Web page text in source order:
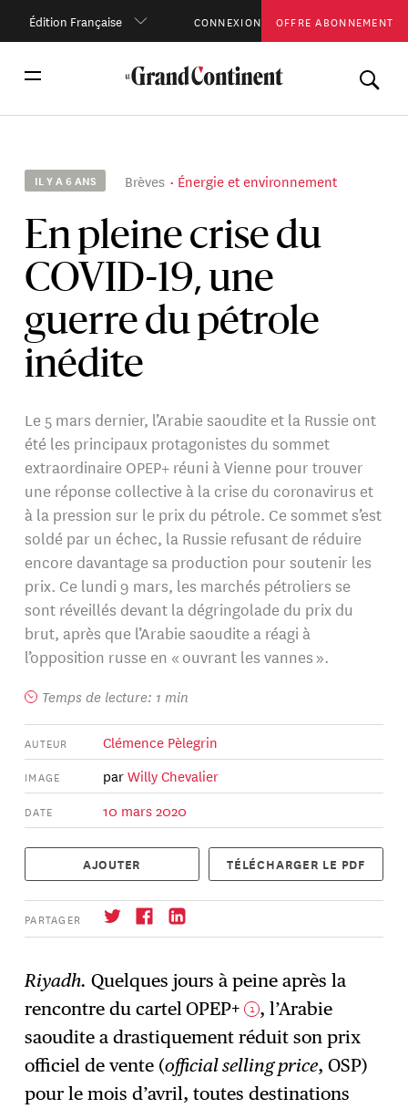
Édition Française CONNEXION OFFRE ABONNEMENT
IL Y A 6 ANS Brèves Énergie et environnement
En pleine crise du
COVID-19, une
guerre du pétrole
inédite
Le 5 mars dernier, l’Arabie saoudite et la Russie ont
été les principaux protagonistes du sommet
extraordinaire OPEP+ réuni à Vienne pour trouver
une réponse collective à la crise du coronavirus et
à la pression sur le prix du pétrole. Ce sommet s’est
soldé par un échec, la Russie refusant de réduire
encore davantage sa production pour soutenir les
prix. Ce lundi 9 mars, les marchés pétroliers se
sont réveillés devant la dégringolade du prix du
brut, après que l’Arabie saoudite a réagi à
l’opposition russe en « ouvrant les vannes ».
Temps de lecture: 1 min
AUTEUR Clémence Pèlegrin
IMAGE parWilly Chevalier
DATE 10 mars 2020
AJOUTER TÉLÉCHARGER LE PDF
PARTAGER
→ S'abonner
Riyadh. Quelques jours à peine après la
rencontre du cartel OPEP+ 1 , l’Arabie
saoudite a drastiquement réduit son prix
officiel de vente (official selling price, OSP)
pour le mois d’avril, toutes destinations